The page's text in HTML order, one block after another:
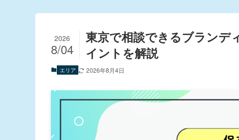
東京で相談できるブランデ
イントを解説
2026
8/04
エリア 2026年8月4日